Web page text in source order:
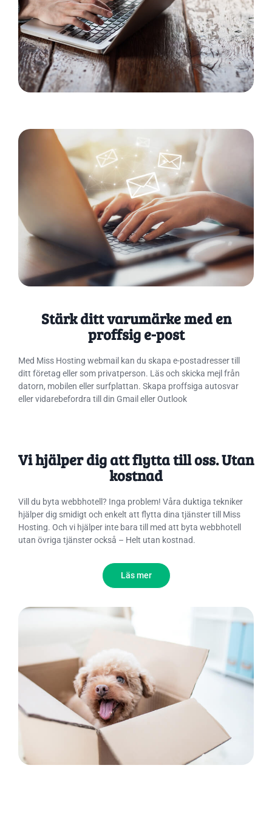
Stärk ditt varumärke med en
proffsig e-post
Med Miss Hosting webmail kan du skapa e-postadresser till
ditt företag eller som privatperson. Läs och skicka mejl från
datorn, mobilen eller surfplattan. Skapa proffsiga autosvar
eller vidarebefordra till din Gmail eller Outlook
Vi hjälper dig att flytta till oss. Utan
kostnad
Vill du byta webbhotell? Inga problem! Våra duktiga tekniker
hjälper dig smidigt och enkelt att flytta dina tjänster till Miss
Hosting. Och vi hjälper inte bara till med att byta webbhotell
utan övriga tjänster också – Helt utan kostnad.
Läs mer